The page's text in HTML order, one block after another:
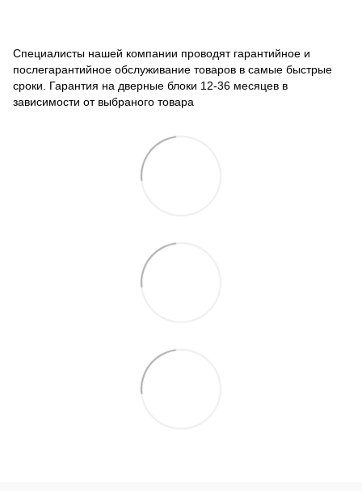
Специалисты нашей компании проводят гарантийное и
послегарантийное обслуживание товаров в самые быстрые
сроки. Гарантия на дверные блоки 12-36 месяцев в
зависимости от выбраного товара